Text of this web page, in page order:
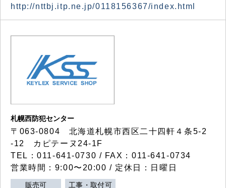
http://nttbj.itp.ne.jp/0118156367/index.html
札幌西防犯センター
〒063-0804 北海道札幌市西区二十四軒４条5-2
-12 カピテーヌ24-1F
TEL：011-641-0730 / FAX：011-641-0734
営業時間：9:00〜20:00 / 定休日：日曜日
販売可 工事・取付可